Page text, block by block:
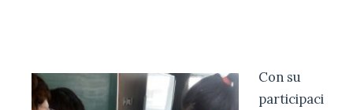
Con su
participaci